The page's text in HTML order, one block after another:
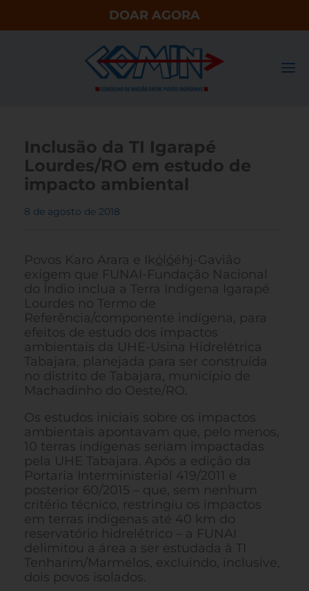
DOAR AGORA
Inclusão da TI Igarapé
Lourdes/RO em estudo de
impacto ambiental
8 de agosto de 2018
Povos Karo Arara e Ikólóéhj-Gavião
exigem que FUNAI-Fundação Nacional
do Índio inclua a Terra Indígena Igarapé
Lourdes no Termo de
Referência/componente indígena, para
efeitos de estudo dos impactos
ambientais da UHE-Usina Hidrelétrica
Tabajara, planejada para ser construída
no distrito de Tabajara, município de
Machadinho do Oeste/RO.
Os estudos iniciais sobre os impactos
ambientais apontavam que, pelo menos,
10 terras indígenas seriam impactadas
pela UHE Tabajara. Após a edição da
Portaria Interministerial 419/2011 e
posterior 60/2015 – que, sem nenhum
critério técnico, restringiu os impactos
em terras indígenas até 40 km do
reservatório hidrelétrico – a FUNAI
delimitou a área a ser estudada à TI
Tenharim/Marmelos, excluindo, inclusive,
dois povos isolados.